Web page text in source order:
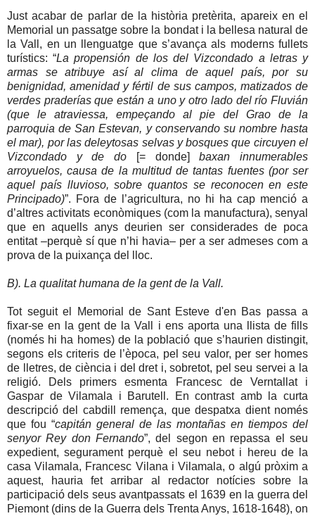
Just acabar de parlar de la història pretèrita, apareix en el
Memorial un passatge sobre la bondat i la bellesa natural de
la Vall, en un llenguatge que s’avança als moderns fullets
turístics: “La propensión de los del Vizcondado a letras y
armas se atribuye así al clima de aquel país, por su
benignidad, amenidad y fértil de sus campos, matizados de
verdes praderías que están a uno y otro lado del río Fluvián
(que le atraviessa, empeçando al pie del Grao de la
parroquia de San Estevan, y conservando su nombre hasta
el mar), por las deleytosas selvas y bosques que circuyen el
Vizcondado y de do [= donde]baxan innumerables
arroyuelos, causa de la multitud de tantas fuentes (por ser
aquel país lluvioso, sobre quantos se reconocen en este
Principado)”. Fora de l’agricultura, no hi ha cap menció a
d’altres activitats econòmiques (com la manufactura), senyal
que en aquells anys deurien ser considerades de poca
entitat –perquè sí que n’hi havia– per a ser admeses com a
prova de la puixança del lloc.
B). La qualitat humana de la gent de la Vall.
Tot seguit el Memorial de Sant Esteve d'en Bas passa a
fixar-se en la gent de la Vall i ens aporta una llista de fills
(només hi ha homes) de la població que s’haurien distingit,
segons els criteris de l’època, pel seu valor, per ser homes
de lletres, de ciència i del dret i, sobretot, pel seu servei a la
religió. Dels primers esmenta Francesc de Verntallat i
Gaspar de Vilamala i Barutell. En contrast amb la curta
descripció del cabdill remença, que despatxa dient només
que fou “capitán general de las montañas en tiempos del
senyor Rey don Fernando”, del segon en repassa el seu
expedient, segurament perquè el seu nebot i hereu de la
casa Vilamala, Francesc Vilana i Vilamala, o algú pròxim a
aquest, hauria fet arribar al redactor notícies sobre la
participació dels seus avantpassats el 1639 en la guerra del
Piemont (dins de la Guerra dels Trenta Anys, 1618-1648), on